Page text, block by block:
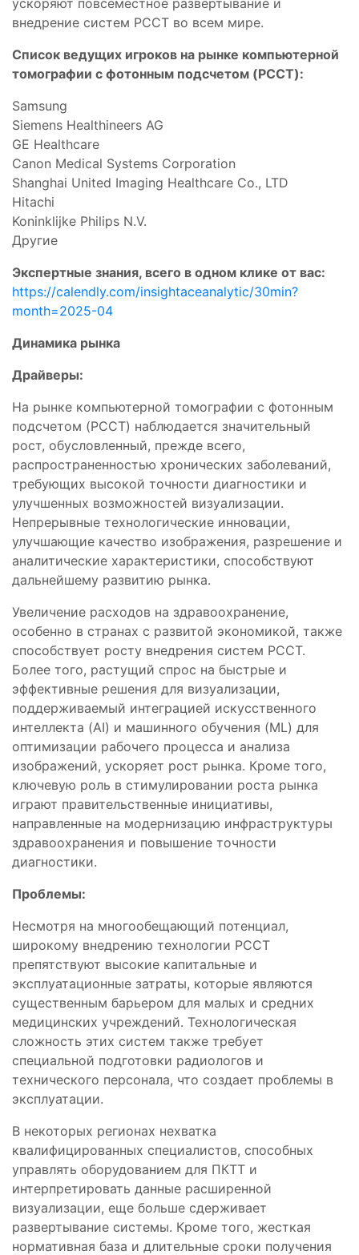
внедрение систем PCCT во всем мире.
Список ведущих игроков на рынке компьютерной
томографии с фотонным подсчетом (PCCT):
Samsung
Siemens Healthineers AG
GE Healthcare
Canon Medical Systems Corporation
Shanghai United Imaging Healthcare Co., LTD
Hitachi
Koninklijke Philips N.V.
Другие
Экспертные знания, всего в одном клике от вас:
https://calendly.com/insightaceanalytic/30min?
month=2025-04
Динамика рынка
Драйверы:
На рынке компьютерной томографии с фотонным
подсчетом (PCCT) наблюдается значительный
рост, обусловленный, прежде всего,
распространенностью хронических заболеваний,
требующих высокой точности диагностики и
улучшенных возможностей визуализации.
Непрерывные технологические инновации,
улучшающие качество изображения, разрешение и
аналитические характеристики, способствуют
дальнейшему развитию рынка.
Увеличение расходов на здравоохранение,
особенно в странах с развитой экономикой, также
способствует росту внедрения систем PCCT.
Более того, растущий спрос на быстрые и
эффективные решения для визуализации,
поддерживаемый интеграцией искусственного
интеллекта (AI) и машинного обучения (ML) для
оптимизации рабочего процесса и анализа
изображений, ускоряет рост рынка. Кроме того,
ключевую роль в стимулировании роста рынка
играют правительственные инициативы,
направленные на модернизацию инфраструктуры
здравоохранения и повышение точности
диагностики.
Проблемы:
Несмотря на многообещающий потенциал,
широкому внедрению технологии PCCT
препятствуют высокие капитальные и
эксплуатационные затраты, которые являются
существенным барьером для малых и средних
медицинских учреждений. Технологическая
сложность этих систем также требует
специальной подготовки радиологов и
технического персонала, что создает проблемы в
эксплуатации.
В некоторых регионах нехватка
квалифицированных специалистов, способных
управлять оборудованием для ПКТТ и
интерпретировать данные расширенной
визуализации, еще больше сдерживает
развертывание системы. Кроме того, жесткая
нормативная база и длительные сроки получения